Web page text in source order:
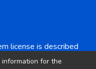
license is described
for the